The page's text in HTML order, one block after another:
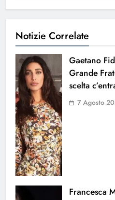
Notizie Correlate
Gaetano
Grande
scelta
7 Agosto
Francesca